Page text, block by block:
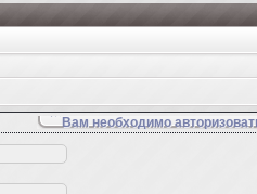
Вам необходимо